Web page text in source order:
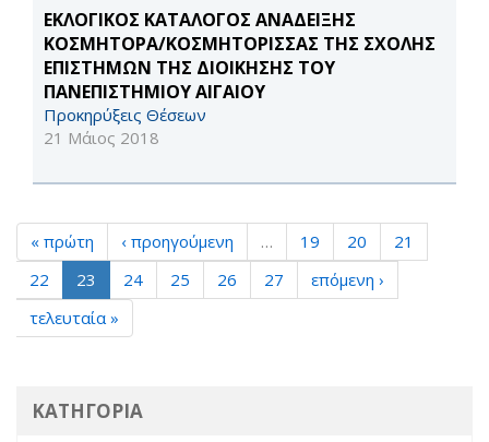
ΕΚΛΟΓΙΚΟΣ ΚΑΤΑΛΟΓΟΣ ΑΝΑΔΕΙΞΗΣ
ΚΟΣΜΗΤΟΡΑ/ΚΟΣΜΗΤΟΡΙΣΣΑΣ ΤΗΣ ΣΧΟΛΗΣ
ΕΠΙΣΤΗΜΩΝ ΤΗΣ ΔΙΟΙΚΗΣΗΣ ΤΟΥ
ΠΑΝΕΠΙΣΤΗΜΙΟΥ ΑΙΓΑΙΟΥ
Προκηρύξεις Θέσεων
21 Μάιος 2018
« πρώτη ‹ προηγούμενη … 19 20
21
22
23 24 25 26 27
επόμενη ›
τελευταία »
ΚΑΤΗΓΟΡΙΑ